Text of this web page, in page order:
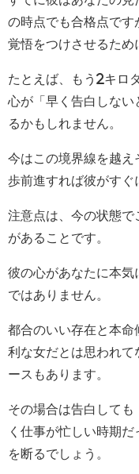
の時点でも合格点で
覚悟をつけさせるため
たとえば、もう2キロ
心が「早く告白しない
るかもしれません。
今はこの境界線を越え
歩前進すれば彼がすぐ
注意点は、今の状態で
があることです。
彼の心があなたに本気
ではありません。
都合のいい存在と本命
利な女だとは思われ
ースもあります。
その場合は告白して
く仕事が忙しい時期
を断るでしょう。